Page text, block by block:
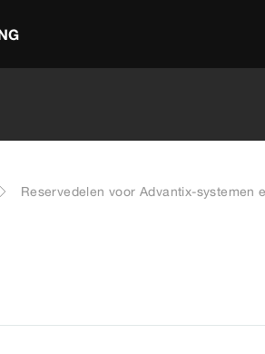
Reservedelen voor Advantix-systemen